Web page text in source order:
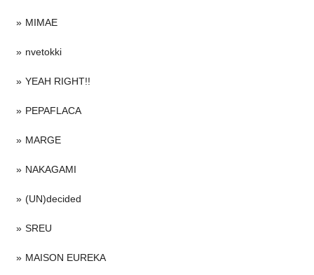
MIMAE
nvetokki
YEAH RIGHT!!
PEPAFLACA
MARGE
NAKAGAMI
(UN)decided
SREU
MAISON EUREKA